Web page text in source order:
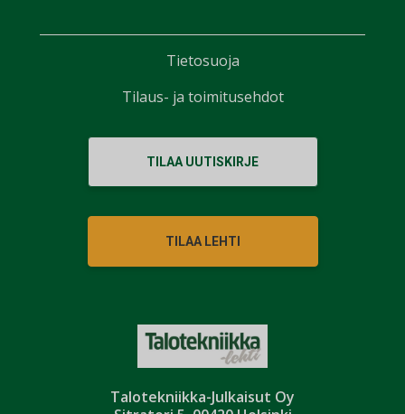
Talotekniikka-Julkaisut Oy
TILAA UUTISKIRJE
TILAA LEHTI
Tietosuoja
Tilaus- ja toimitusehdot